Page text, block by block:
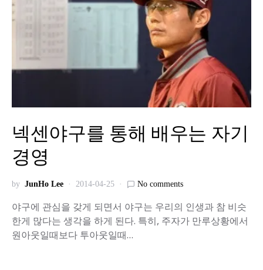
넥센야구를 통해 배우는 자기
경영
by JunHo Lee 2014-04-25 No comments
야구에 관심을 갖게 되면서 야구는 우리의 인생과 참 비슷
한게 많다는 생각을 하게 된다. 특히, 주자가 만루상황에서
원아웃일때보다 투아웃일때…